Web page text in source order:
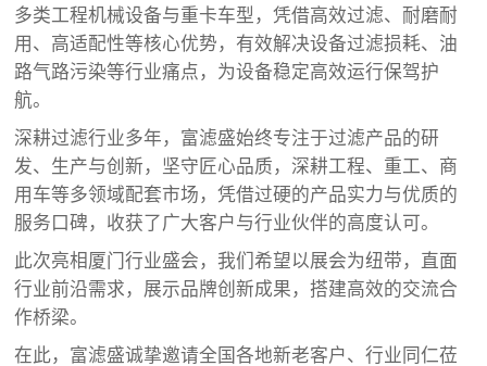
多类工程机械设备与重卡车型，凭借高效过滤、耐磨耐
用、高适配性等核心优势，有效解决设备过滤损耗、油
路气路污染等行业痛点，为设备稳定高效运行保驾护
航。
深耕过滤行业多年，富滤盛始终专注于过滤产品的研
发、生产与创新，坚守匠心品质，深耕工程、重工、商
用车等多领域配套市场，凭借过硬的产品实力与优质的
服务口碑，收获了广大客户与行业伙伴的高度认可。
此次亮相厦门行业盛会，我们希望以展会为纽带，直面
行业前沿需求，展示品牌创新成果，搭建高效的交流合
作桥梁。
在此，富滤盛诚挚邀请全国各地新老客户、行业同仁莅